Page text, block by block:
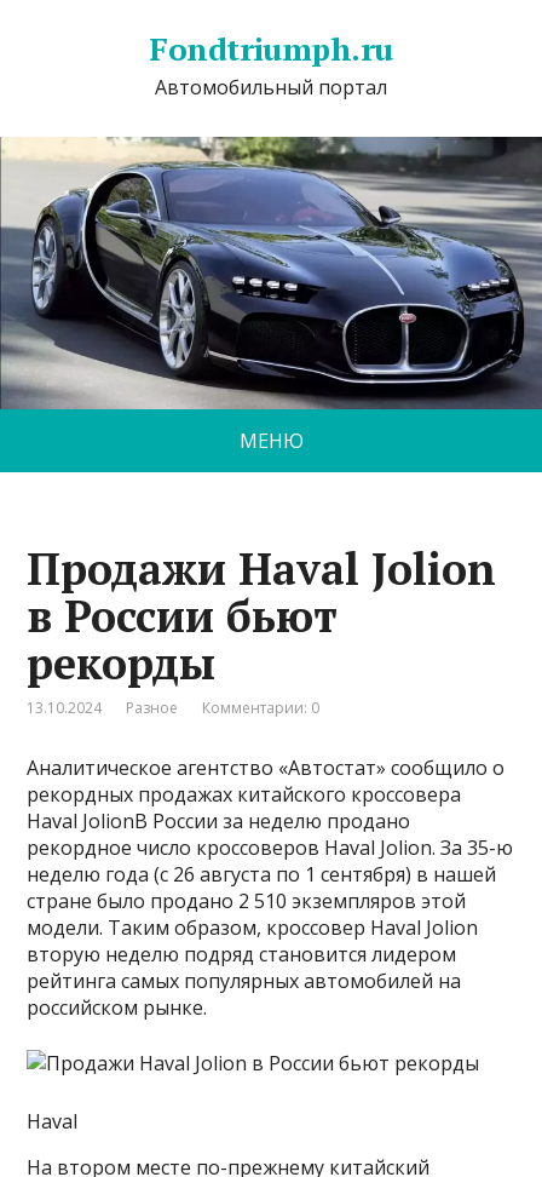
Fondtriumph.ru
Автомобильный портал
МЕНЮ
Продажи Haval Jolion
в России бьют
рекорды
13.10.2024 Разное Комментарии: 0
Аналитическое агентство «Автостат» сообщило о
рекордных продажах китайского кроссовера
Haval JolionВ России за неделю продано
рекордное число кроссоверов Haval Jolion. За 35-ю
неделю года (с 26 августа по 1 сентября) в нашей
стране было продано 2 510 экземпляров этой
модели. Таким образом, кроссовер Haval Jolion
вторую неделю подряд становится лидером
рейтинга самых популярных автомобилей на
российском рынке.
Haval
На втором месте по-прежнему китайский